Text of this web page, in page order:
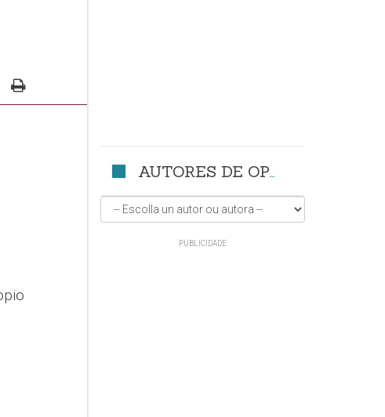
AUTORES DE OPINIÓN